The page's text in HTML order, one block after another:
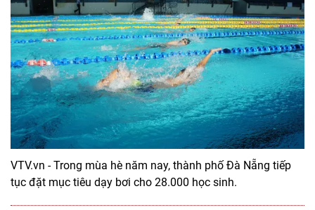
VTV.vn - Trong mùa hè năm nay, thành phố Đà Nẵng tiếp
tục đặt mục tiêu dạy bơi cho 28.000 học sinh.